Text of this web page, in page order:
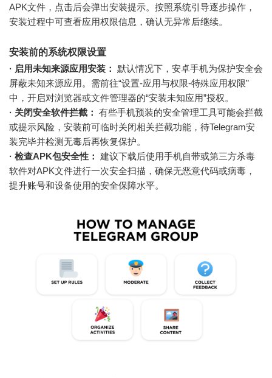
APK文件，点击后会弹出安装提示。按照系统引导逐步操作，
安装过程中可查看应用权限信息，确认无异常后继续。
安装前的系统权限设置
· 启用未知来源应用安装： 默认情况下，安卓手机为保护安全会
屏蔽未知来源应用。需前往“设置-应用与权限-特殊应用权限”
中，开启对浏览器或文件管理器的“安装未知应用”授权。
· 关闭安全软件拦截： 有些手机预装的安全管理工具可能会拦截
或提示风险，安装前可临时关闭相关拦截功能，待Telegram安
装完毕并检测无毒后再恢复保护。
· 检查APK包安全性： 建议下载后使用手机自带或第三方杀毒
软件对APK文件进行一次安全扫描，确保无恶意代码或病毒，
提升账号和设备使用的安全保障水平。